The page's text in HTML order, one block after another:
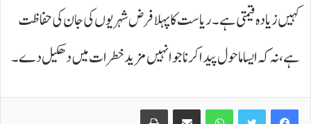
کہیں زیادہ قیمتی ہے۔ ریاست کا پہلا فرض شہریوں کی جان کی حفاظت
ہے، نہ کہ ایسا ماحول پیدا کرنا جو انہیں مزید خطرات میں دھکیل دے۔
Facebook
Twitter
WhatsApp
Share via Email
Print